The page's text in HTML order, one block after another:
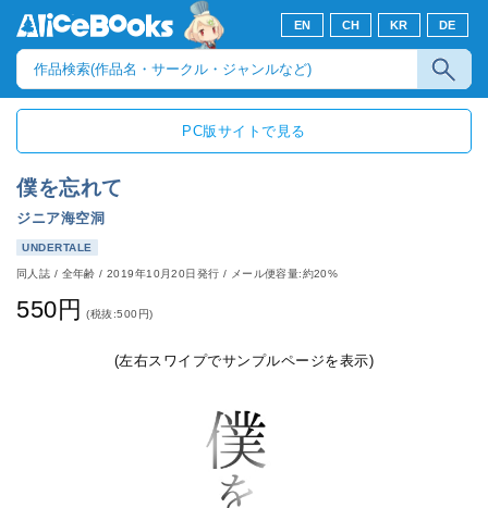
EN CH KR DE
PC版サイトで見る
僕を忘れて
ジニア海空洞
UNDERTALE
同人誌 / 全年齢/2019年10月20日発行 / メール便容量:約20%
550円 (税抜:500円)
(左右スワイプでサンプルページを表示)